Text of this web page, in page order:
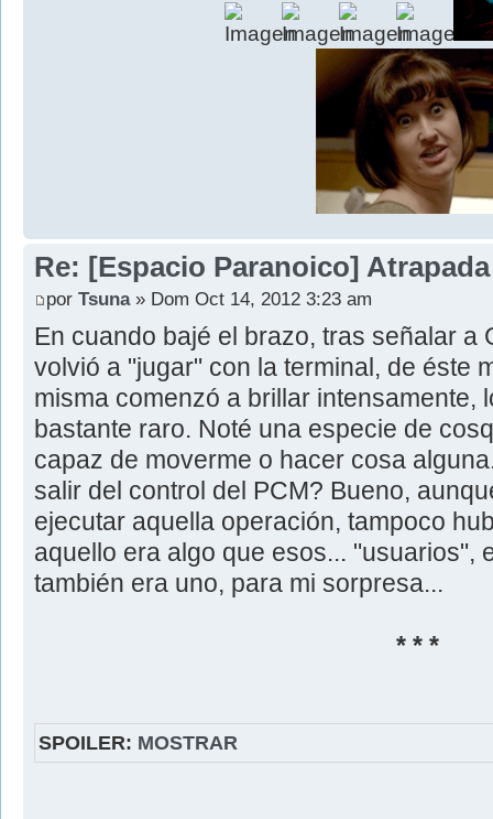
Re: [Espacio Paranoico] Atrapada
por Tsuna» Dom Oct 14, 2012 3:23 am
En cuando bajé el brazo, tras señalar a
volvió a "jugar" con la terminal, de éste
misma comenzó a brillar intensamente,
bastante raro. Noté una especie de
capaz de moverme o hacer cosa
salir del control del PCM? Bueno,
ejecutar aquella operación, tampoco
aquello era algo que esos... "usuarios",
también era uno, para mi sorpresa...
* * *
SPOILER: MOSTRAR